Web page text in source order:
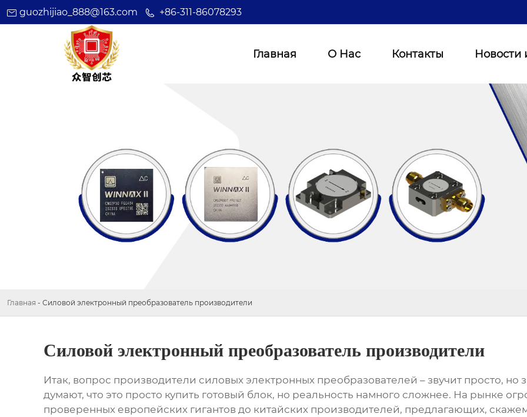
guozhijiao_888@163.com +86-311-86078293
Главная О Нас Контакты Новости
Главная - Силовой электронный преобразователь производители
Силовой электронный преобразователь производители
Итак, вопрос производители силовых электронных преобразователей – звучит просто,
думают, что это просто купить готовый блок, но реальность намного сложнее. На рынке
проверенных европейских гигантов до китайских производителей, предлагающих,